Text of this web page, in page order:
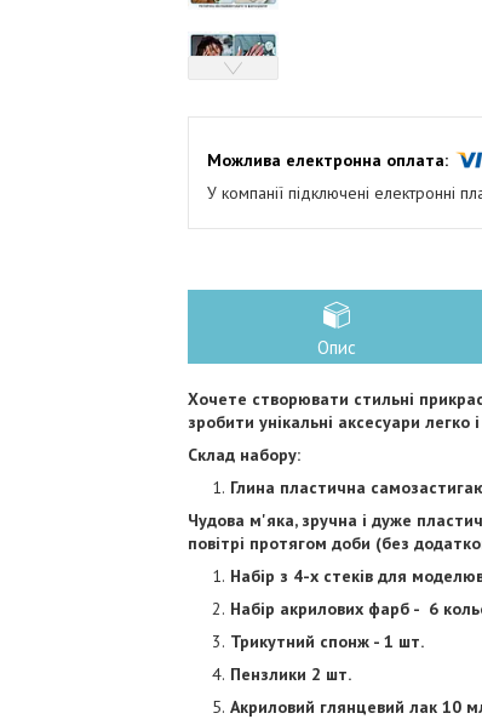
У компанії підключені електронні
Опис
Хочете створювати стильні
зробити унікальні аксесуари
Склад набору:
Глина пластична
Чудова м'яка, зручна і дуже
повітрі протягом доби (без
Набір з 4-х стеків для
Набір акрилових фарб - 6
Трикутний спонж - 1 шт.
Пензлики 2 шт.
Акриловий глянцевий лак 10